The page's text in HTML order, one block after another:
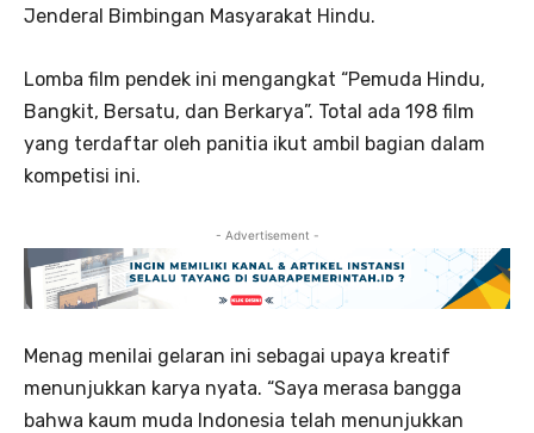
Jenderal Bimbingan Masyarakat Hindu.
Lomba film pendek ini mengangkat “Pemuda Hindu,
Bangkit, Bersatu, dan Berkarya”. Total ada 198 film
yang terdaftar oleh panitia ikut ambil bagian dalam
kompetisi ini.
- Advertisement -
Menag menilai gelaran ini sebagai upaya kreatif
menunjukkan karya nyata. “Saya merasa bangga
bahwa kaum muda Indonesia telah menunjukkan